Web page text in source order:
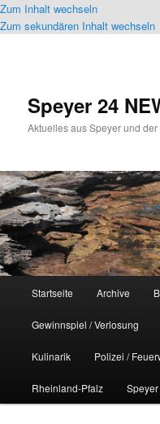
Zum Inhalt wechseln
Zum sekundären Inhalt wechseln
Speyer 24
Aktuelles aus Speyer und
Startseite Archive
Gewinnspiel / Verlosung
Kulinarik Polizei /
Rheinland-Pfalz Speyer